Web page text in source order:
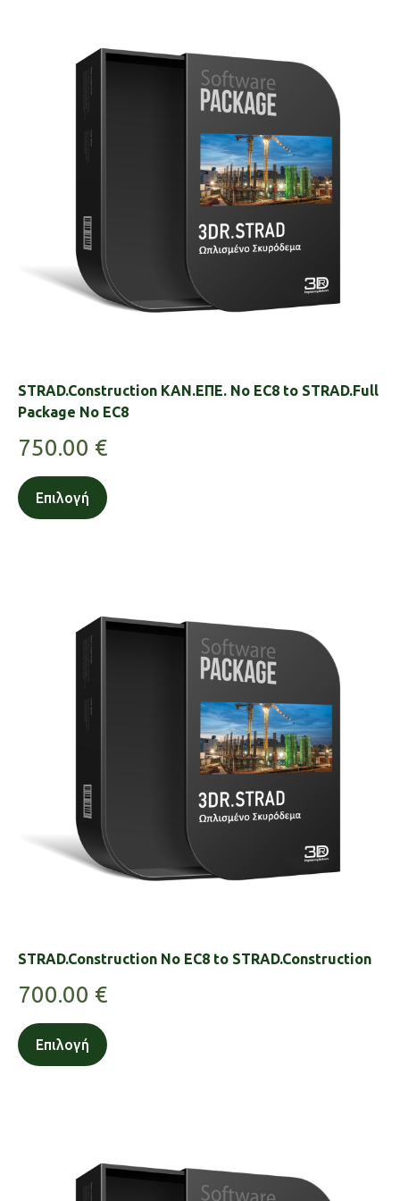
STRAD.Construction ΚΑΝ.ΕΠΕ. No EC8 to STRAD.Full
Package No EC8
750.00 €
Επιλογή
STRAD.Construction No EC8 to STRAD.Construction
700.00 €
Επιλογή